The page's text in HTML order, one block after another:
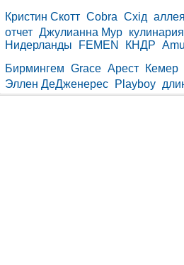
Кристин Скотт Cobra Схід аллея
отчет Джулианна Мур кулинария
Нидерланды
FEMEN КНДР
Бирмингем Grace Арест Кемер
Эллен ДеДженерес
Playboy